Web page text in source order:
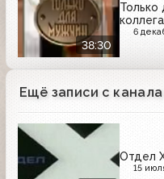
38:30
6
Ещё записи с канала
Отдел
15